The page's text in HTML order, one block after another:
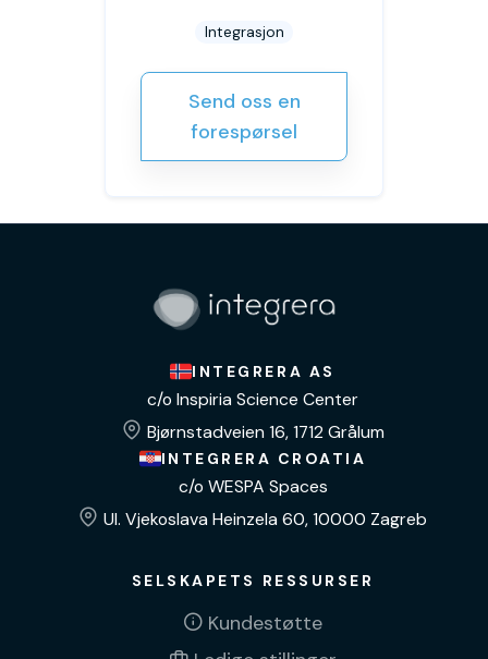
Integrasjon
Send oss en
forespørsel
INTEGRERA AS
c/o Inspiria Science Center
Bjørnstadveien 16, 1712 Grålum
INTEGRERA CROATIA
c/o WESPA Spaces
Ul. Vjekoslava Heinzela 60, 10000 Zagreb
SELSKAPETS RESSURSER
Kundestøtte